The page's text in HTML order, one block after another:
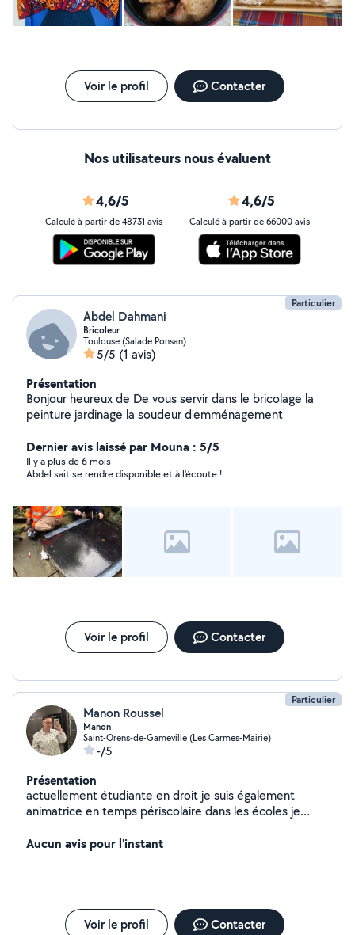
Voir le profil Contacter
Nos utilisateurs nous évaluent
4,6/5
Calculé à partir de 48731 avis
4,6/5
Calculé à partir de 66000 avis
Particulier
Abdel Dahmani
Bricoleur
Toulouse (Salade Ponsan)
5/5 (1 avis)
Présentation
Bonjour heureux de De vous servir dans le bricolage la
peinture jardinage la soudeur d'emménagement
Dernier avis laissé par Mouna : 5/5
Il y a plus de 6 mois
Abdel sait se rendre disponible et à l'écoute !
Voir le profil Contacter
Particulier
Manon Roussel
Manon
Saint-Orens-de-Gameville (Les Carmes-Mairie)
-/5
Présentation
actuellement étudiante en droit je suis également
animatrice en temps périscolaire dans les écoles je
des cours particuliers mais encore vous aider dans vos
Aucun avis pour l'instant
Voir le profil Contacter